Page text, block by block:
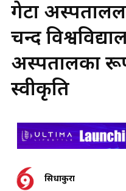
गेटा
चन्द
अस्पतालका
स्वीकृति
सिधाकुरा